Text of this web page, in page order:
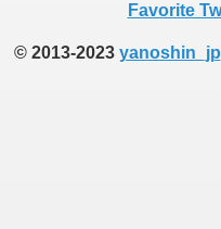
Favorite
© 2013-2023 yanoshin_jp